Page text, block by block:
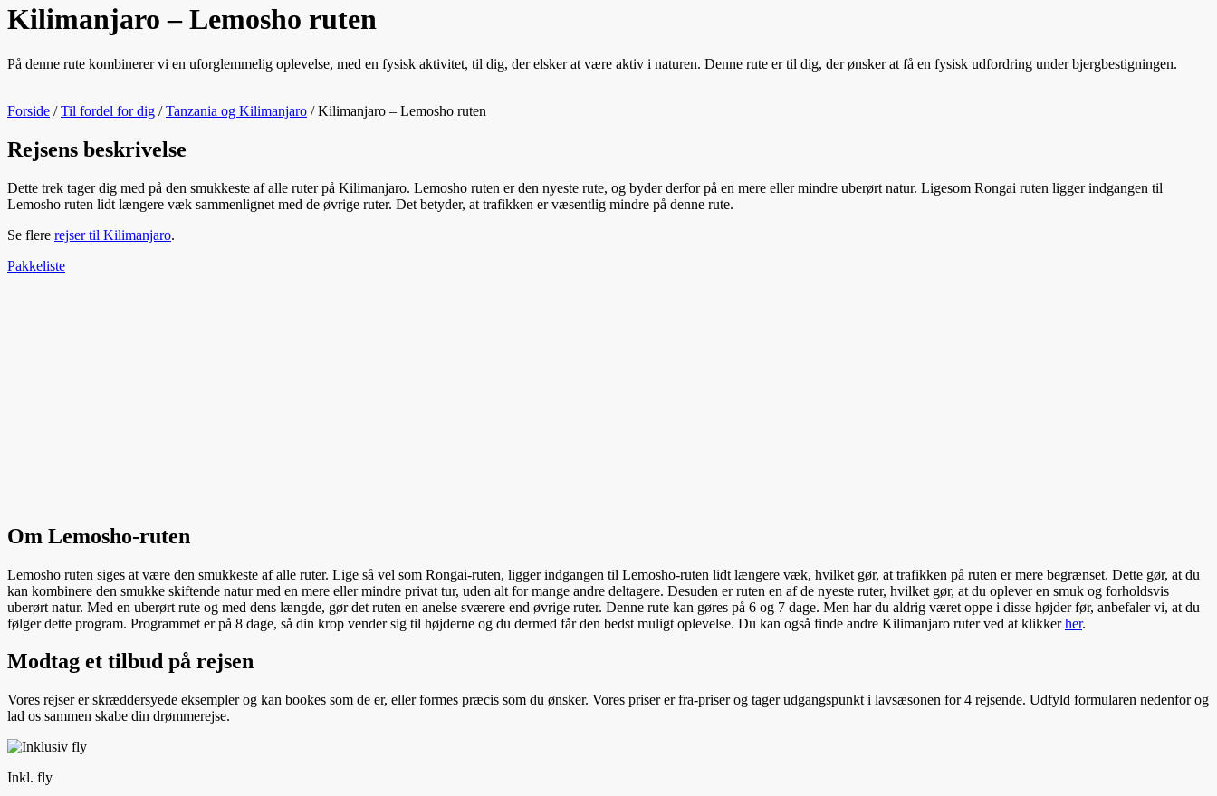
Kilimanjaro – Lemosho ruten
På denne rute kombinerer vi en uforglemmelig oplevelse, med en fysisk aktivitet, til dig, der elsker at være aktiv i naturen. Denne rute er til dig, der ønsker at få en fysisk udfordring under bjergbestigningen.
Forside /Til fordel for dig /Tanzania og Kilimanjaro /Kilimanjaro – Lemosho ruten
Rejsens beskrivelse
Dette trek tager dig med på den smukkeste af alle ruter på Kilimanjaro. Lemosho ruten er den nyeste rute, og byder derfor på en mere eller mindre uberørt natur. Ligesom Rongai ruten ligger indgangen til
Lemosho ruten lidt længere væk sammenlignet med de øvrige ruter. Det betyder, at trafikken er væsentlig mindre på denne rute.
Se flere rejser til Kilimanjaro.
Pakkeliste
Om Lemosho-ruten
Lemosho ruten siges at være den smukkeste af alle ruter. Lige så vel som Rongai-ruten, ligger indgangen til Lemosho-ruten lidt længere væk, hvilket gør, at trafikken på ruten er mere begrænset. Dette gør, at du
kan kombinere den smukke skiftende natur med en mere eller mindre privat tur, uden alt for mange andre deltagere. Desuden er ruten en af de nyeste ruter, hvilket gør, at du oplever en smuk og forholdsvis
uberørt natur. Med en uberørt rute og med dens længde, gør det ruten en anelse sværere end øvrige ruter. Denne rute kan gøres på 6 og 7 dage. Men har du aldrig været oppe i disse højder før, anbefaler vi, at du
følger dette program. Programmet er på 8 dage, så din krop vender sig til højderne og du dermed får den bedst muligt oplevelse. Du kan også finde andre Kilimanjaro ruter ved at klikkerher.
Modtag et tilbud på rejsen
Vores rejser er skræddersyede eksempler og kan bookes som de er, eller formes præcis som du ønsker. Vores priser er fra-priser og tager udgangspunkt i lavsæsonen for 4 rejsende. Udfyld formularen nedenfor og
lad os sammen skabe din drømmerejse.
Inkl. fly